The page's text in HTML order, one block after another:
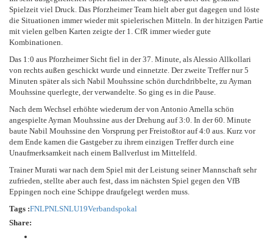
Spielzeit viel Druck. Das Pforzheimer Team hielt aber gut dagegen und löste
die Situationen immer wieder mit spielerischen Mitteln. In der hitzigen Partie
mit vielen gelben Karten zeigte der 1. CfR immer wieder gute
Kombinationen.
Das 1:0 aus Pforzheimer Sicht fiel in der 37. Minute, als Alessio Allkollari
von rechts außen geschickt wurde und einnetzte. Der zweite Treffer nur 5
Minuten später als sich Nabil Mouhssine schön durchdribbelte, zu Ayman
Mouhssine querlegte, der verwandelte. So ging es in die Pause.
Nach dem Wechsel erhöhte wiederum der von Antonio Amella schön
angespielte Ayman Mouhssine aus der Drehung auf 3:0. In der 60. Minute
baute Nabil Mouhssine den Vorsprung per Freistoßtor auf 4:0 aus. Kurz vor
dem Ende kamen die Gastgeber zu ihrem einzigen Treffer durch eine
Unaufmerksamkeit nach einem Ballverlust im Mittelfeld.
Trainer Murati war nach dem Spiel mit der Leistung seiner Mannschaft sehr
zufrieden, stellte aber auch fest, dass im nächsten Spiel gegen den VfB
Eppingen noch eine Schippe draufgelegt werden muss.
Tags :FNLPNLSNLU19Verbandspokal
Share: